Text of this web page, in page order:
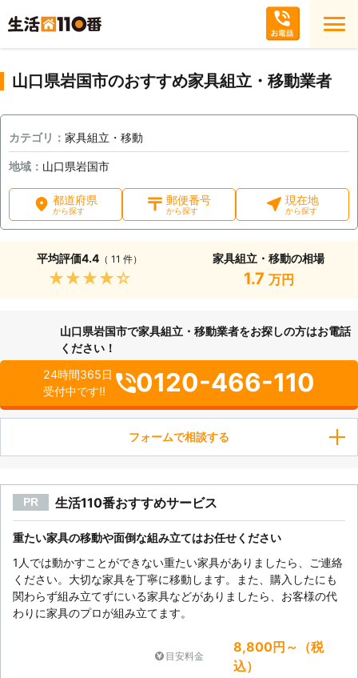
山口県岩国市のおすすめ家具組立・移動業者
カテゴリ： 家具組立・移動
地域： 山口県岩国市
都道府県
から探す
郵便番号
から探す
現在地
から探す
平均評価4.4 （ 11 件）
★★★★★
家具組立・移動の相場
1.7 万円
山口県岩国市で家具組立・移動業者をお探しの方はお電話
ください！
24時間365日
受付中です!!
0120-466-110
フォームで相談する
PR 生活110番おすすめサービス
重たい家具の移動や面倒な組み立てはお任せください
1人では動かすことができない重たい家具がありましたら、ご連絡
ください。大切な家具を丁寧に移動します。また、購入したにも
関わらず組み立てずにいる家具などがありましたら、お客様の代
わりに家具のプロが組み立てます。
目安料金
8,800円～（税
込）